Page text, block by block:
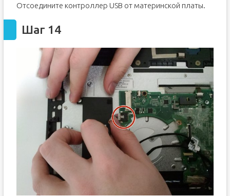
Отсоедините контроллер USB от материнской платы.
Шаг 14